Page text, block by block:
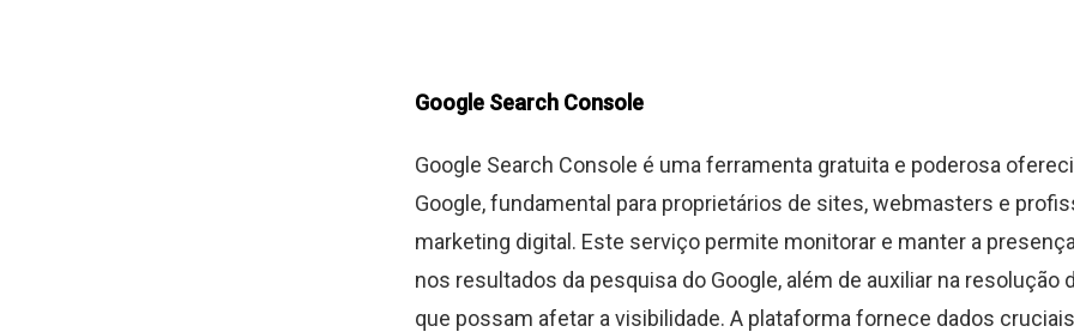
Google Search Console
Google Search Console é uma ferramenta gratuita e poderosa
Google, fundamental para proprietários de sites, webmasters e
marketing digital. Este serviço permite monitorar e manter a
nos resultados da pesquisa do Google, além de auxiliar na resolução
que possam afetar a visibilidade. A plataforma fornece dados